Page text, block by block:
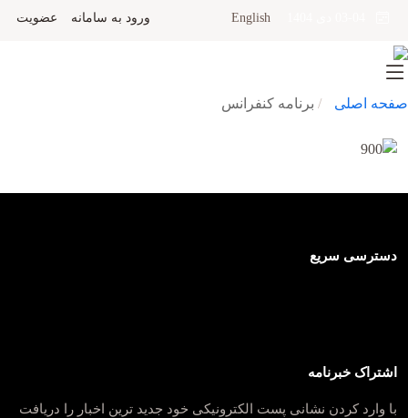
English ورود به سامانه عضویت
صفحه اصلی برنامه کنفرانس
دسترسی سریع
اشتراک خبرنامه
با وارد کردن نشانی پست الکترونیکی خود جدید ترین اخبار را دریافت